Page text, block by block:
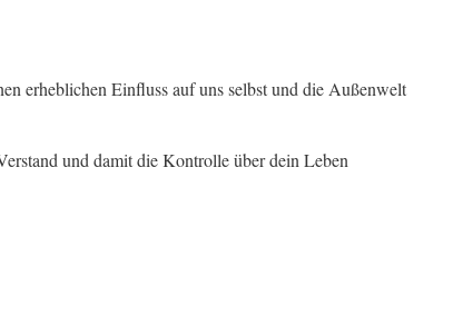
erheblichen Einfluss auf uns selbst und die Außenwelt
und damit die Kontrolle über dein Leben